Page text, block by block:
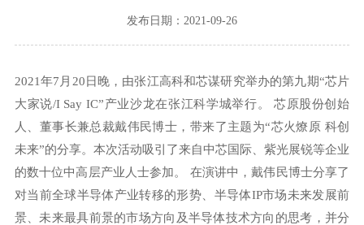
发布日期：2021-09-26
2021年7月20日晚，由张江高科和芯谋研究举办的第九期“芯片
大家说/I Say IC”产业沙龙在张江科学城举行。 芯原股份创始
人、董事长兼总裁戴伟民博士，带来了主题为“芯火燎原 科创
未来”的分享。本次活动吸引了来自中芯国际、紫光展锐等企业
的数十位中高层产业人士参加。 在演讲中，戴伟民博士分享了
对当前全球半导体产业转移的形势、半导体IP市场未来发展前
景、未来最具前景的市场方向及半导体技术方向的思考，并分